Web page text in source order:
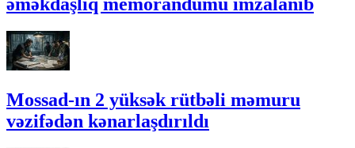
əməkdaşlıq memorandumu imzalanıb
Mossad-ın 2 yüksək rütbəli məmuru
vəzifədən kənarlaşdırıldı